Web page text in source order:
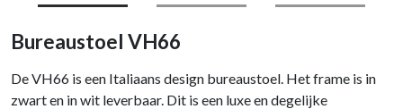
Bureaustoel VH66
De VH66 is een Italiaans design bureaustoel. Het frame is in
zwart en in wit leverbaar. Dit is een luxe en degelijke